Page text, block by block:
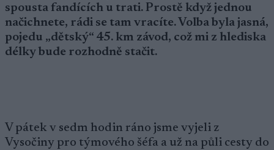
spousta fandících u trati. Prostě když jednou
načichnete, rádi se tam vracíte. Volba byla jasná,
pojedu „dětský“ 45. km závod, což mi z hlediska
délky bude rozhodně stačit.
V pátek v sedm hodin ráno jsme vyjeli z
Vysočiny pro týmového šéfa a už na půli cesty do